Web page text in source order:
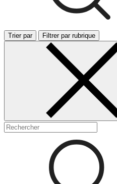
Trier par Filtrer par rubrique